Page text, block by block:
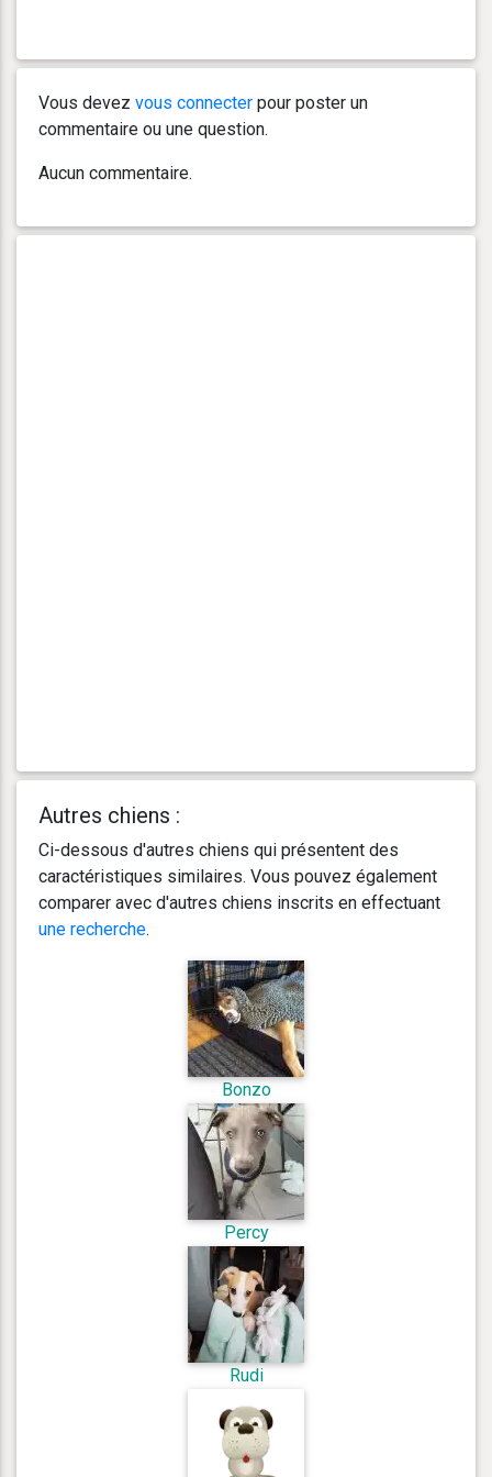
Vous devez vous connecter pour poster un
commentaire ou une question.
Aucun commentaire.
Autres chiens :
Ci-dessous d'autres chiens qui présentent des
caractéristiques similaires. Vous pouvez également
comparer avec d'autres chiens inscrits en effectuant
une recherche.
Bonzo
Percy
Rudi